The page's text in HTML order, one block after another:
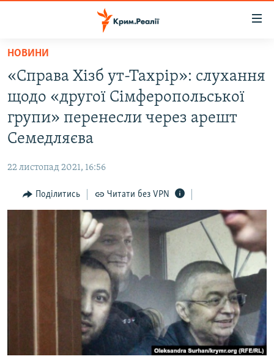
Перейти
основного
матеріалу
до
основної
Перейти
пошуку
ВОДА.КРИМ
ВІДЕО ТА ФОТО
ПОЛІТИКА
ІНТЕРВ'Ю
СПЕЦПРОЕКТИ
ВІДЕОУРОКИ «ELIFBE»
СВІДЧЕННЯ ОКУПАЦІЇ
УКРАЇНСЬКА ПРОБЛЕМА КРИМУ
ЯК ОБІЙТИ БЛОКУВАННЯ
НОВИНИ
«Справа Хізб ут-Тахрір»: слухання
щодо «другої Сімферопольської
групи» перенесли через арешт
Семедляєва
22 листопад 2021, 16:56
Поділитись Читати без VPN